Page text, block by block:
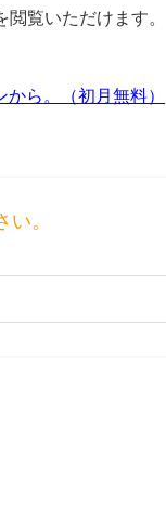
覧いただけます。
ら。（初月無料）
。